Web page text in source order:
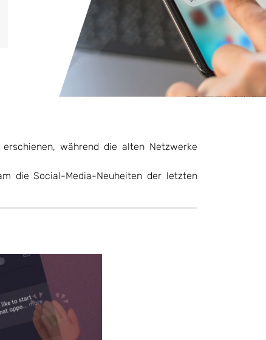
während die alten Netzwerke
die Social-Media-Neuheiten der letzten